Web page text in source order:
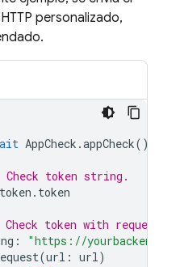
personalizado,
AppCheck .appCheck().
token string.
token . token
token with requests
:
"https://
(url : url)